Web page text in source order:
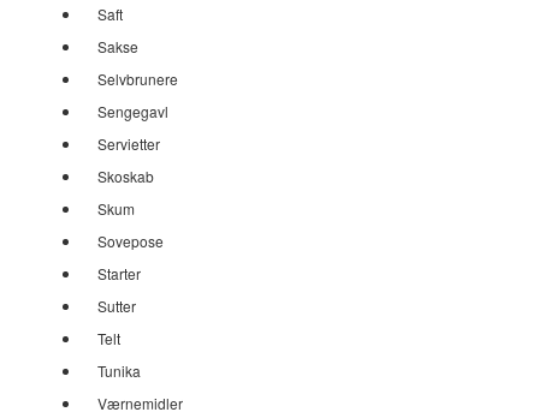
Saft
Sakse
Selvbrunere
Sengegavl
Servietter
Skoskab
Skum
Sovepose
Starter
Sutter
Telt
Tunika
Værnemidler